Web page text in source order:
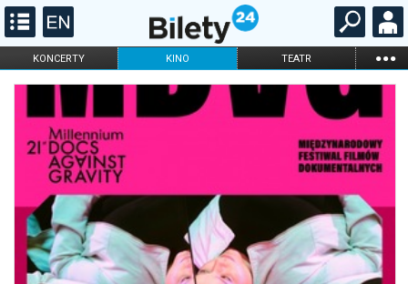
KONCERTY KINO TEATR ...
FILHARMONIA OPERA I BALET
STAND-UP
DLA DZIECI
ONLINE KARNETY